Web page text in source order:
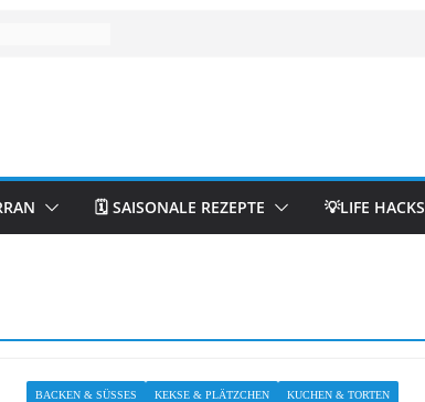
🗓️ SAISONALE REZEPTE 💡LIFE HACKS
BACKEN & SÜSSES KEKSE & PLÄTZCHEN KUCHEN & TORTEN